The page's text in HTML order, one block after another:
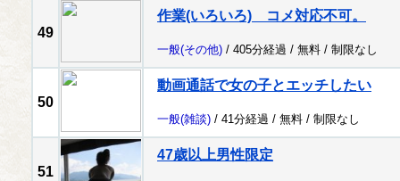
49
作業(いろいろ) コメ対応不可。
一般(その他) / 405分経過 / 無料 / 制限なし
50
動画通話で女の子とエッチしたい
一般(雑談) / 41分経過 / 無料 / 制限なし
51
47歳以上男性限定